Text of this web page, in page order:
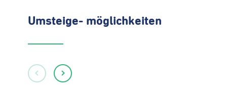
Umsteige- möglichkeiten